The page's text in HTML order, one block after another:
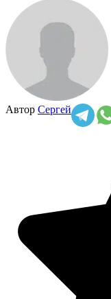
Автор Сергей